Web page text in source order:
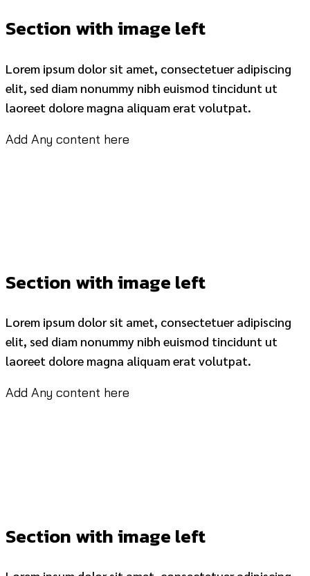
Section with image left
Lorem ipsum dolor sit amet, consectetuer adipiscing
elit, sed diam nonummy nibh euismod tincidunt ut
laoreet dolore magna aliquam erat volutpat.
Add Any content here
Section with image left
Lorem ipsum dolor sit amet, consectetuer adipiscing
elit, sed diam nonummy nibh euismod tincidunt ut
laoreet dolore magna aliquam erat volutpat.
Add Any content here
Section with image left